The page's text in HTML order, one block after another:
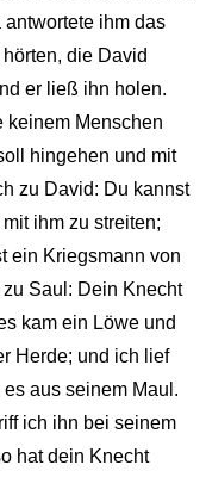
ihm das
die David
er ließ ihn holen.
keinem Menschen
hingehen und mit
zu David: Du kannst
ihm zu streiten;
ein Kriegsmann von
Saul: Dein Knecht
kam ein Löwe und
Herde; und ich lief
aus seinem Maul.
ich ihn bei seinem
hat dein Knecht